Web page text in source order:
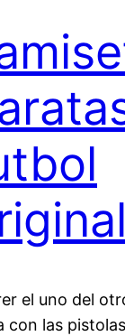
el uno del
con las